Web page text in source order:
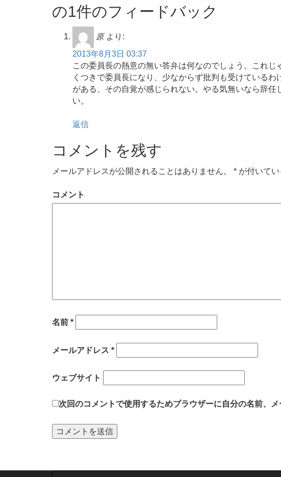
の1件のフィードバック
原 より:
2013年8月3日 03:37
この委員長の熱意の無い答弁は何なのでしょう。これ
くつきで委員長になり、少なからず批判も受けている
がある、その自覚が感じられない。やる気無いなら辞
い。
返信
コメントを残す
メールアドレスが公開されることはありません。 * が付いて
コメント
名前 *
メールアドレス *
ウェブサイト
次回のコメントで使用するためブラウザーに自分の名前、メ